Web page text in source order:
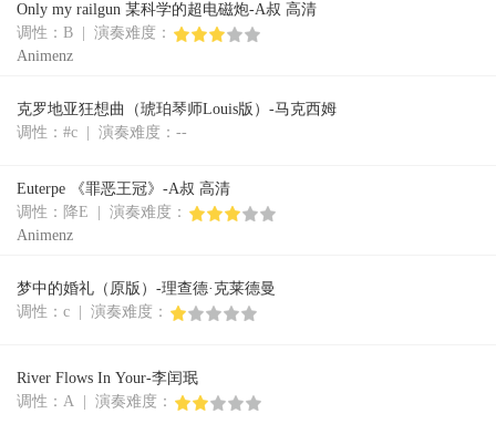
Only my railgun 某科学的超电磁炮-A叔 高清
调性：B | 演奏难度：
Animenz
克罗地亚狂想曲（琥珀琴师Louis版）-马克西姆
调性：#c | 演奏难度：--
Euterpe 《罪恶王冠》-A叔 高清
调性：降E | 演奏难度：
Animenz
梦中的婚礼（原版）-理查德·克莱德曼
调性：c | 演奏难度：
River Flows In Your-李闰珉
调性：A | 演奏难度：